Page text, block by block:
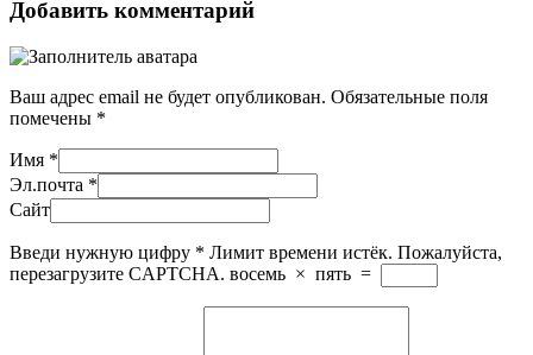
Добавить комментарий
Ваш адрес email не будет опубликован. Обязательные поля
помечены *
Имя *
Эл.почта *
Сайт
Введи нужную цифру * Лимит времени истёк. Пожалуйста,
перезагрузите CAPTCHA. восемь × пять =